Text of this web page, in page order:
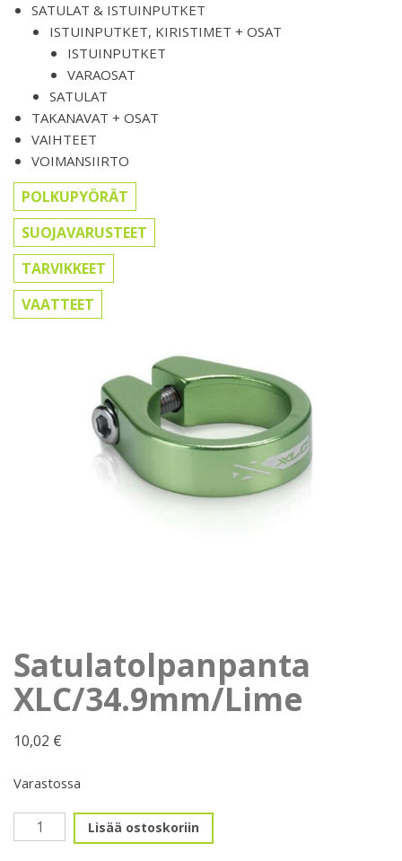
SATULAT & ISTUINPUTKET
ISTUINPUTKET, KIRISTIMET + OSAT
ISTUINPUTKET
VARAOSAT
SATULAT
TAKANAVAT + OSAT
VAIHTEET
VOIMANSIIRTO
POLKUPYÖRÄT
SUOJAVARUSTEET
TARVIKKEET
VAATTEET
Satulatolpanpanta
XLC/34.9mm/Lime
10,02 €
Varastossa
Satulatolpanpanta
XLC/34.9mm/Lime
Lisää ostoskoriin